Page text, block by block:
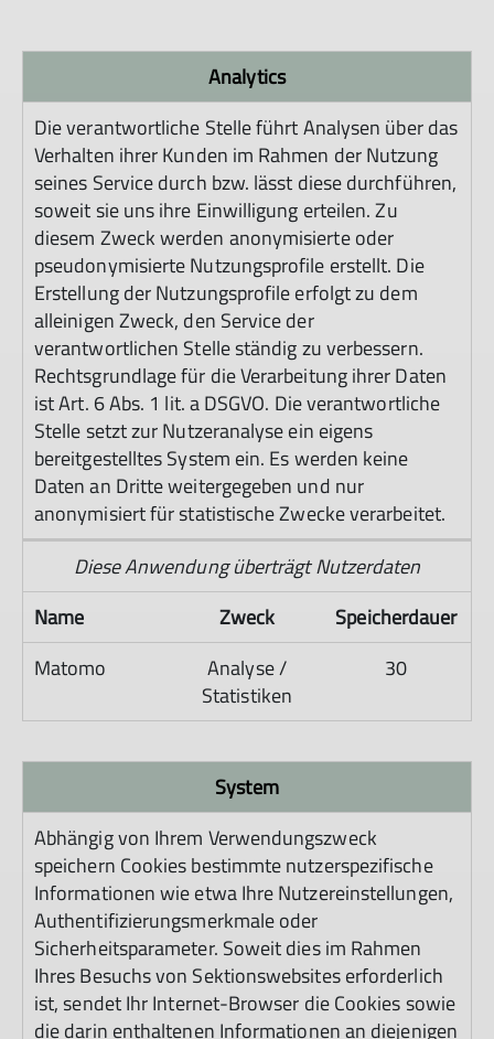
Analytics
Die verantwortliche Stelle führt Analysen über das
Verhalten ihrer Kunden im Rahmen der Nutzung
seines Service durch bzw. lässt diese durchführen,
soweit sie uns ihre Einwilligung erteilen. Zu
diesem Zweck werden anonymisierte oder
pseudonymisierte Nutzungsprofile erstellt. Die
Erstellung der Nutzungsprofile erfolgt zu dem
alleinigen Zweck, den Service der
verantwortlichen Stelle ständig zu verbessern.
Rechtsgrundlage für die Verarbeitung ihrer Daten
ist Art. 6 Abs. 1 lit. a DSGVO. Die verantwortliche
Stelle setzt zur Nutzeranalyse ein eigens
bereitgestelltes System ein. Es werden keine
Daten an Dritte weitergegeben und nur
anonymisiert für statistische Zwecke verarbeitet.
Diese Anwendung überträgt Nutzerdaten
Name
Zweck
Speicherdauer
Matomo
Analyse /
Statistiken
30
System
Abhängig von Ihrem Verwendungszweck
speichern Cookies bestimmte nutzerspezifische
Informationen wie etwa Ihre Nutzereinstellungen,
Authentifizierungsmerkmale oder
Sicherheitsparameter. Soweit dies im Rahmen
Ihres Besuchs von Sektionswebsites erforderlich
ist, sendet Ihr Internet-Browser die Cookies sowie
die darin enthaltenen Informationen an diejenigen